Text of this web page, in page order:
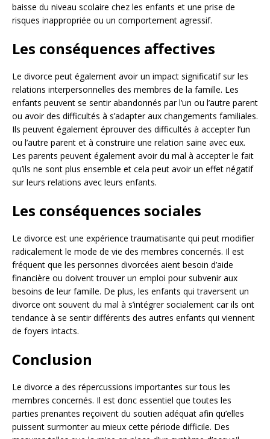
baisse du niveau scolaire chez les enfants et une prise de
risques inappropriée ou un comportement agressif.
Les conséquences affectives
Le divorce peut également avoir un impact significatif sur les
relations interpersonnelles des membres de la famille. Les
enfants peuvent se sentir abandonnés par l’un ou l’autre parent
ou avoir des difficultés à s’adapter aux changements familiales.
Ils peuvent également éprouver des difficultés à accepter l’un
ou l’autre parent et à construire une relation saine avec eux.
Les parents peuvent également avoir du mal à accepter le fait
qu’ils ne sont plus ensemble et cela peut avoir un effet négatif
sur leurs relations avec leurs enfants.
Les conséquences sociales
Le divorce est une expérience traumatisante qui peut modifier
radicalement le mode de vie des membres concernés. Il est
fréquent que les personnes divorcées aient besoin d’aide
financière ou doivent trouver un emploi pour subvenir aux
besoins de leur famille. De plus, les enfants qui traversent un
divorce ont souvent du mal à s’intégrer socialement car ils ont
tendance à se sentir différents des autres enfants qui viennent
de foyers intacts.
Conclusion
Le divorce a des répercussions importantes sur tous les
membres concernés. Il est donc essentiel que toutes les
parties prenantes reçoivent du soutien adéquat afin qu’elles
puissent surmonter au mieux cette période difficile. Des